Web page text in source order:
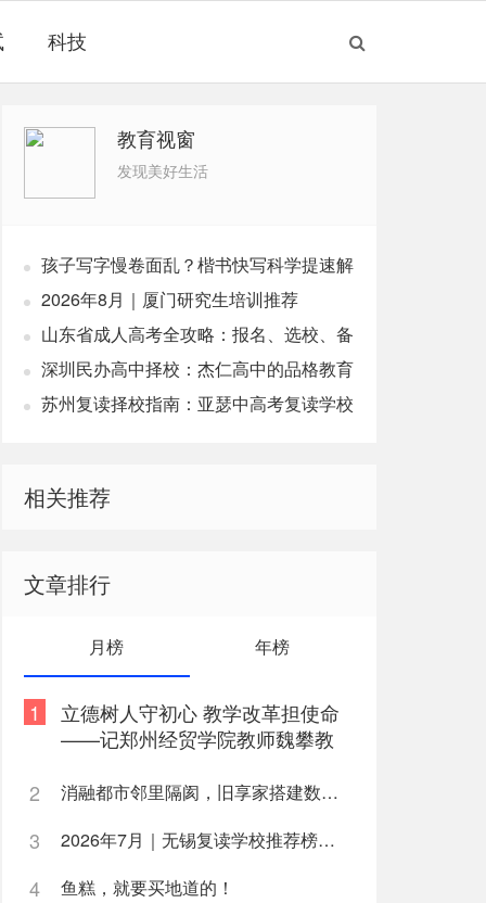
科技
教育视窗
发现美好生活
孩子写字慢卷面乱？楷书快写科学提速解
析 2026年8月｜厦门研究生培训推荐
山东省成人高考全攻略：报名、选校、备
考全指南
深圳民办高中择校：杰仁高中的品格教育
实践苏州复读择校指南：亚瑟中高考复读学校
相关推荐
文章排行
月榜 年榜
1
立德树人守初心 教学改革担使命
——记郑州经贸学院教师魏攀教
2
消融都市邻里隔阂，旧享家搭建数字化桥梁，打通公益帮扶与社区需
3 2026年7月｜无锡复读学校推荐榜深度解析
4 鱼糕，就要买地道的！